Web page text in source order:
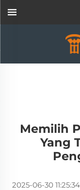
Memilih
Yang
2025-06-30 11:25:34